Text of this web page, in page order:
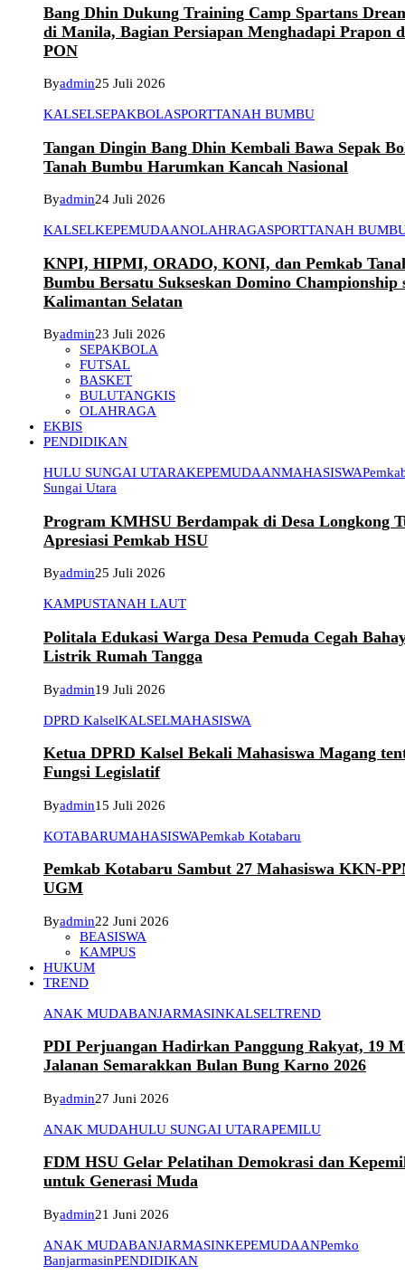
Bang Dhin Dukung Training Camp Spartans
di Manila, Bagian Persiapan Menghadapi Prapon
PON
Byadmin25 Juli 2026
KALSELSEPAKBOLASPORTTANAH BUMBU
Tangan Dingin Bang Dhin Kembali Bawa Sepak
Tanah Bumbu Harumkan Kancah Nasional
Byadmin24 Juli 2026
KALSELKEPEMUDAANOLAHRAGASPORTTANAH
KNPI, HIPMI, ORADO, KONI, dan Pemkab
Bumbu Bersatu Sukseskan Domino Championship
Kalimantan Selatan
Byadmin23 Juli 2026
SEPAKBOLA
FUTSAL
BASKET
BULUTANGKIS
OLAHRAGA
EKBIS
PENDIDIKAN
HULU SUNGAI UTARAKEPEMUDAANMAHASISWA
Sungai Utara
Program KMHSU Berdampak di Desa Longkong
Apresiasi Pemkab HSU
Byadmin25 Juli 2026
KAMPUSTANAH LAUT
Politala Edukasi Warga Desa Pemuda Cegah
Listrik Rumah Tangga
Byadmin19 Juli 2026
DPRD KalselKALSELMAHASISWA
Ketua DPRD Kalsel Bekali Mahasiswa Magang
Fungsi Legislatif
Byadmin15 Juli 2026
KOTABARUMAHASISWAPemkab Kotabaru
Pemkab Kotabaru Sambut 27 Mahasiswa KKN-
UGM
Byadmin22 Juni 2026
BEASISWA
KAMPUS
HUKUM
TREND
ANAK MUDABANJARMASINKALSELTREND
PDI Perjuangan Hadirkan Panggung Rakyat, 19
Jalanan Semarakkan Bulan Bung Karno 2026
Byadmin27 Juni 2026
ANAK MUDAHULU SUNGAI UTARAPEMILU
FDM HSU Gelar Pelatihan Demokrasi dan
untuk Generasi Muda
Byadmin21 Juni 2026
ANAK MUDABANJARMASINKEPEMUDAANPemko
BanjarmasinPENDIDIKAN